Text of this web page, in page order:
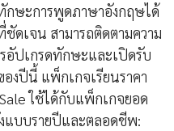
กษะการพูดภาษาอังกฤษได้
ดเจน สามารถติดตามความ
อัปเกรดทักษะและเปิดรับ
งปีนี้ แพ็กเกจเรียนราคา
ใช้ได้กับแพ็กเกจยอด
แบบรายปีและตลอดชีพ: